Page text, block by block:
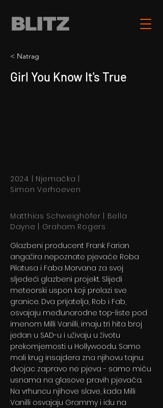
< Natrag
Girl You Know It's True
2024 | Njemačka |
Simon Verhoeven
Matthias Schweighöfer | Bella
Dayne | Graham Rogers
Glazbeni producent Frank Farian
angažira nepoznate pjevače Roba
Pilatusa i Faba Morvana za svoj
sljedeći glazbeni projekt. Slijedi
meteorski uspon koji prelazi sve
granice. Dva prijatelja, Rob i Fab,
osvajaju međunarodne top-liste pod
imenom Milli Vanilli, imaju tri hita broj
jedan u SAD-u i uživaju u životu
prekomjernosti u Hollywoodu. Samo
mali krug insajdera zna njihovu tajnu:
dvojac zapravo ne pjeva - samo miču
usnama na glasove pravih pjevača.
Na vrhuncu njihove slave, kada Milli
Vanilli osvajaju Grammy i idu na